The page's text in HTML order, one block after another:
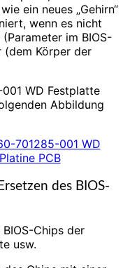
ein neues „Gehirn“
wenn es nicht
im BIOS-
Körper der
WD Festplatte
Abbildung
des BIOS-
Chips der
usw.